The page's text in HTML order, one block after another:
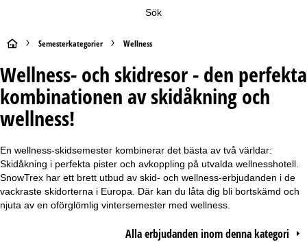
Sök
S
t
a
r
t
s
i
Semesterkategorier Wellness
Wellness- och skidresor - den perfekta
kombinationen av skidåkning och
wellness!
En wellness-skidsemester kombinerar det bästa av två världar:
Skidåkning i perfekta pister och avkoppling på utvalda wellnesshotell.
SnowTrex har ett brett utbud av skid- och wellness-erbjudanden i de
vackraste skidorterna i Europa. Där kan du låta dig bli bortskämd och
njuta av en oförglömlig vintersemester med wellness.
Alla erbjudanden inom denna kategori